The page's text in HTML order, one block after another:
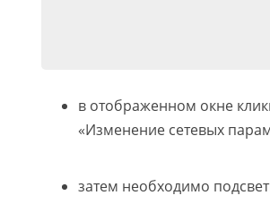
в отображенном окне
«Изменение сетевых
затем необходимо